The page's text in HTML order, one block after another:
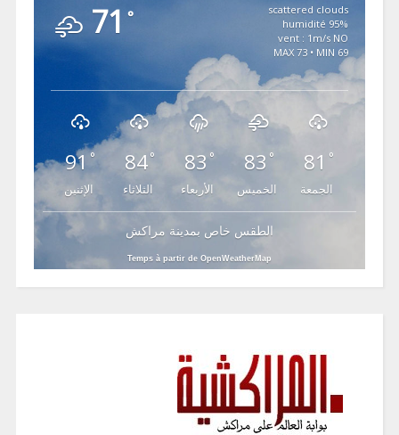
71 °
scattered clouds
95% humidité
vent : 1m/s NO
MAX 73 • MIN 69
91 °
الإثنين
84°
الثلاثاء
83 °
الأربعاء
83 °
الخميس
81 °
الجمعة
الطقس خاص بمدينة مراكش
Temps à partir de OpenWeatherMap